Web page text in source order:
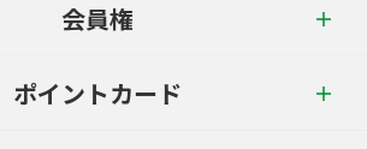
会員権
ポイントカード